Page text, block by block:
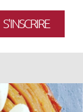
S'INSCRIRE